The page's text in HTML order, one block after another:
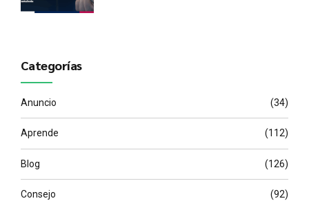
Categorías
Anuncio (34)
Aprende (112)
Blog (126)
Consejo (92)